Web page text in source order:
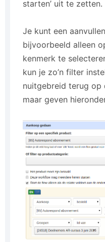
starten’ uit te zetten.
Je kunt een
bijvoorbeeld alleen
kenmerk te
kun je zo’n filter
nuitgebreid terug op
maar geven